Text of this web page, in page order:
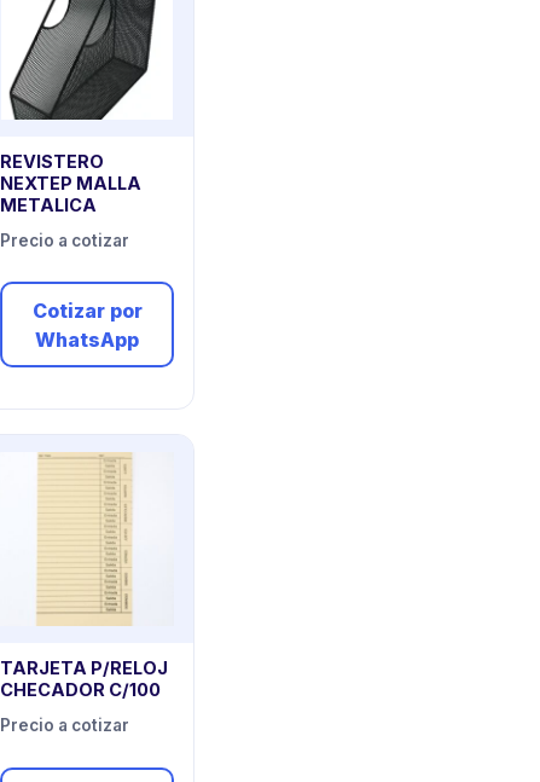
REVISTERO
NEXTEP MALLA
METALICA
Precio a cotizar
Cotizar por
WhatsApp
TARJETA P/RELOJ
CHECADOR C/100
Precio a cotizar